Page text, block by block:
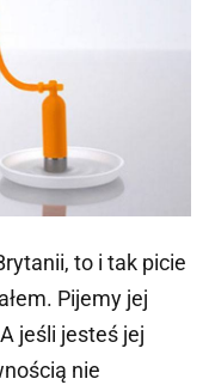
to i tak picie
Pijemy jej
jeśli jesteś jej
nie